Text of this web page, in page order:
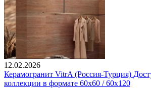
12.02.2026
Керамогранит VitrA (Россия-Турция)
коллекции в формате 60х60 / 60х120